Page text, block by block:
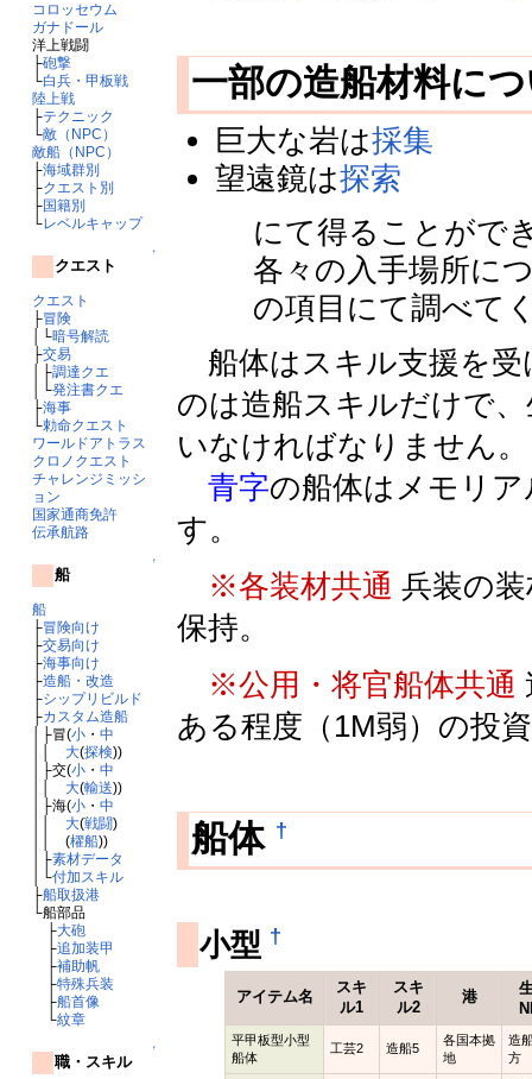
コロッセウム
ガナドール
洋上戦闘
├砲撃
└白兵・甲板戦
陸上戦
├テクニック
└敵（NPC）
敵船（NPC）
├海域群別
├クエスト別
├国籍別
└レベルキャップ
↑
クエスト
クエスト
├冒険
│└暗号解読
├交易
│├調達クエ
│└発注書クエ
├海事
└勅命クエスト
ワールドアトラス
クロノクエスト
チャレンジミッシ
ョン
国家通商免許
伝承航路
↑
船
船
├冒険向け
├交易向け
├海事向け
├造船・改造
├シップリビルド
├カスタム造船
│├冒(小・ 中
大(探検))
│├交(小・ 中
大(輸送))
│├海(小・ 中
大(戦闘)
││ (櫂船))
│├素材データ
│└付加スキル
├船取扱港
└船部品
├大砲
├追加装甲
├補助帆
├特殊兵装
├船首像
└紋章
↑
職・スキル
一部の造船材料に
巨大な岩は採集
望遠鏡は探索
にて得ることがで
各々の入手場所に
の項目にて調べて
船体はスキル支援を受
のは造船スキルだけで
いなければなりません。
青字の船体はメモリ
す。
※各装材共通 兵装の
保持。
※公用・将官船体共通
ある程度（1M弱）の投
船体 †
小型 †
アイテム名
スキ
ル1
スキ
ル2
港
平甲板型小型
船体
工芸2 造船5
各国本拠
地
造
方